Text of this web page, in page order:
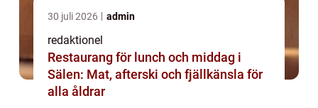
30 juli 2026 admin
redaktionel
Restaurang för lunch och middag i
Sälen: Mat, afterski och fjällkänsla för
alla åldrar